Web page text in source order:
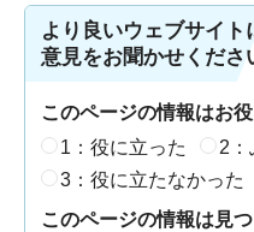
より良いウェブサイ
意見をお聞かせくださ
このページの情報はお
1：役に立った
2：
3：役に立たなかった
このページの情報は見